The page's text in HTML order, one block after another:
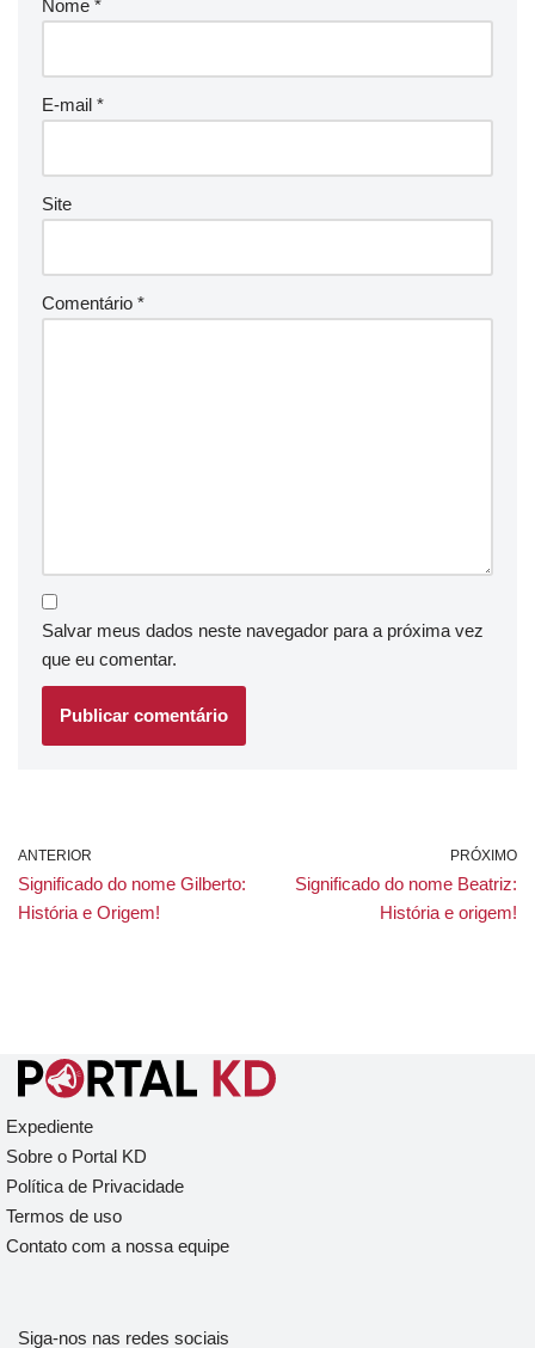
Nome *
E-mail *
Site
Comentário *
Salvar meus dados neste navegador para a próxima vez
que eu comentar.
ANTERIOR
Significado do nome Gilberto:
História e Origem!
PRÓXIMO
Significado do nome Beatriz:
História e origem!
Expediente
Sobre o Portal KD
Política de Privacidade
Termos de uso
Contato com a nossa equipe
Siga-nos nas redes sociais